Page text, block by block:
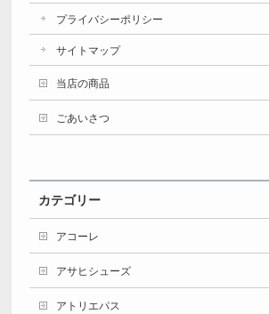
プライバシーポリシー
サイトマップ
当店の商品
ごあいさつ
カテゴリー
アコーレ
アサヒシューズ
アトリエパス